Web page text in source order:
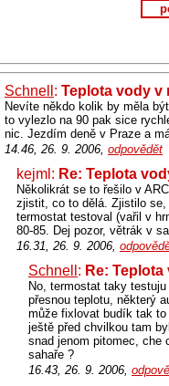
Schnell : Teplota vody v
Nevíte někdo kolik by měla
to vylezlo na 90 pak sice
nic. Jezdím deně v Praze a
14.46, 26. 9. 2006, odpovědět
kejml: Re: Teplota
Několikrát se to řešilo v
zjistit, co to dělá. Zjistilo
termostat testoval (vařil v
80-85. Dej pozor, větrák v
16.31, 26. 9. 2006,
Schnell : Re:
No, termostat taky
přesnou teplotu, některý
může fixlovat budík tak
ještě před chvilkou tam
snad jenom pitomec, che
sahaře ?
16.43, 26. 9. 2006,